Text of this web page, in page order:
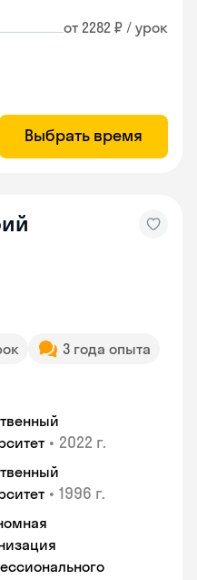
от 2282 ₽ / урок
Выбрать время
3 года опыта
• 2022 г.
• 1996 г.